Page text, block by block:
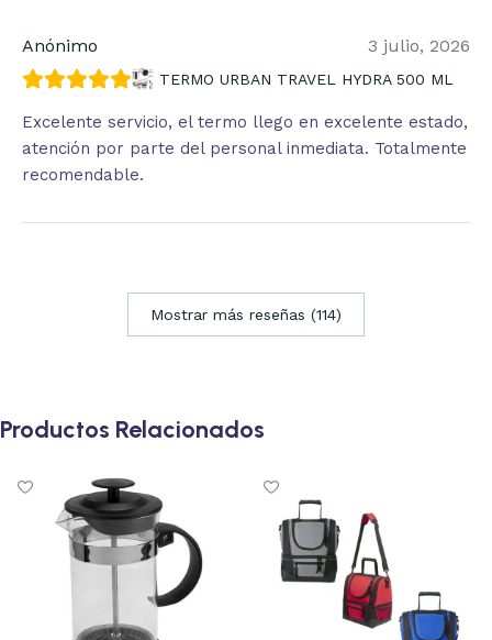
Anónimo 3 julio, 2026
TERMO URBAN TRAVEL HYDRA 500 ML
Excelente servicio, el termo llego en excelente estado,
atención por parte del personal inmediata. Totalmente
recomendable.
Mostrar más reseñas (114)
Productos Relacionados